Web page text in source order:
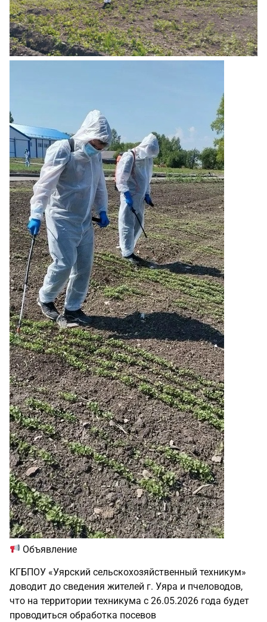
Объявление
КГБПОУ «Уярский сельскохозяйственный техникум»
доводит до сведения жителей г. Уяра и пчеловодов,
что на территории техникума с 26.05.2026 года будет
проводиться обработка посевов